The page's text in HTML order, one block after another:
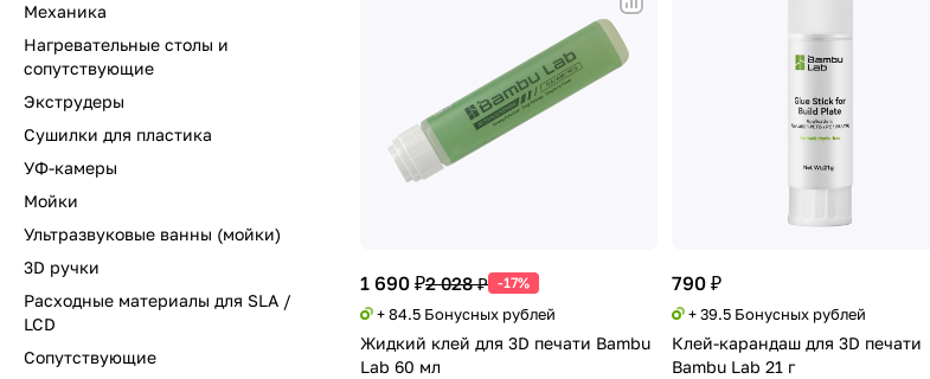
1 690 ₽2 028 ₽ -17%
+ 84.5 Бонусных рублей
Жидкий клей для 3D печати Bambu
Lab 60 мл
790 ₽
+ 39.5 Бонусных рублей
Клей-карандаш для 3D печати
Bambu Lab 21 г
Механика
Нагревательные столы и
сопутствующие
Экструдеры
Сушилки для пластика
УФ-камеры
Мойки
Ультразвуковые ванны (мойки)
3D ручки
Расходные материалы для SLA /
LCD
Сопутствующие